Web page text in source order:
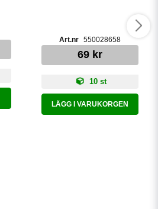
550028658
69 kr
10 st
LÄGG I VARUKORGEN